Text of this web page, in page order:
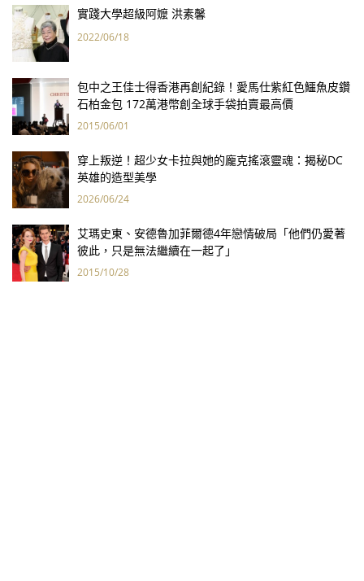
實踐大學超級阿嬤 洪素馨
2022/06/18
包中之王佳士得香港再創紀錄！愛馬仕紫紅色鱷魚皮鑽
石柏金包 172萬港幣創全球手袋拍賣最高價
2015/06/01
穿上叛逆！超少女卡拉與她的龐克搖滾靈魂：揭秘DC
英雄的造型美學
2026/06/24
艾瑪史東、安德魯加菲爾德4年戀情破局「他們仍愛著
彼此，只是無法繼續在一起了」
2015/10/28